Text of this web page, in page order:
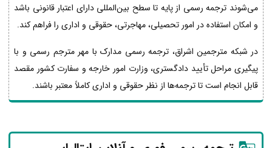
می‌شوند ترجمه رسمی از پایه تا سطح بین‌المللی دارای اعتبار قانونی باشد
و امکان استفاده در امور تحصیلی، مهاجرتی، حقوقی و اداری را فراهم کند.
در شبکه مترجمین اشراق، ترجمه رسمی مدارک با مهر مترجم رسمی و با
پیگیری مراحل تأیید دادگستری، وزارت امور خارجه و سفارت کشور مقصد
قابل انجام است تا ترجمه‌ها از نظر حقوقی و اداری کاملاً معتبر باشند.